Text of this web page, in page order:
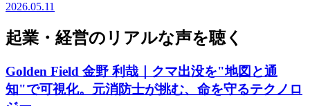
2026.05.11
起業・経営のリアルな声を聴く
Golden Field 金野 利哉｜クマ出没を"地図と通
知"で可視化。元消防士が挑む、命を守るテクノロ